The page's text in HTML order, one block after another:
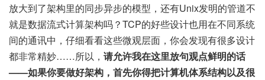
放大到了架构里的同步异步的模型，还有Unix发明的管道不
就是数据流式计算架构吗？TCP的好些设计也用在不同系统
间的通讯中，仔细看看这些微观层面，你会发现有很多设计
都非常精妙……所以， 请允许我在这里放句观点鲜明的话
——如果你要做好架构，首先你得把计算机体系结构以及很